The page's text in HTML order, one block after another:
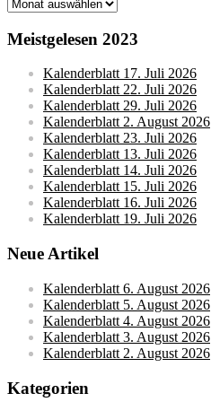
Meistgelesen 2023
Kalenderblatt 17. Juli 2026
Kalenderblatt 22. Juli 2026
Kalenderblatt 29. Juli 2026
Kalenderblatt 2. August 2026
Kalenderblatt 23. Juli 2026
Kalenderblatt 13. Juli 2026
Kalenderblatt 14. Juli 2026
Kalenderblatt 15. Juli 2026
Kalenderblatt 16. Juli 2026
Kalenderblatt 19. Juli 2026
Neue Artikel
Kalenderblatt 6. August 2026
Kalenderblatt 5. August 2026
Kalenderblatt 4. August 2026
Kalenderblatt 3. August 2026
Kalenderblatt 2. August 2026
Kategorien